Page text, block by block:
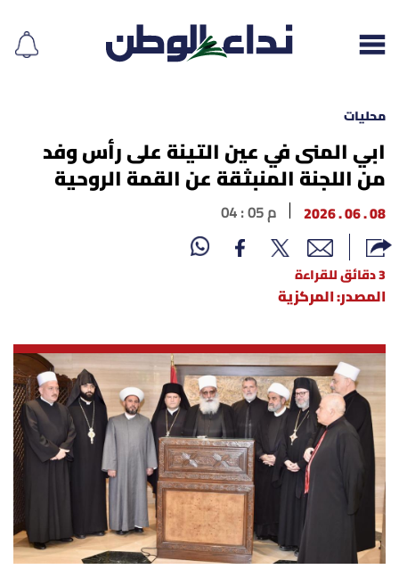
إقرأ الجريدة
لبنان
الغلاف
محليات
أسرار
نداء القرّاء
خاص الموقع
محليات
ابي المنى في عين التينة على رأس وفد
من اللجنة المنبثقة عن القمة الروحية
08 . 06 . 2026 04 : 05 م
3 دقائق للقراءة
المصدر: المركزية